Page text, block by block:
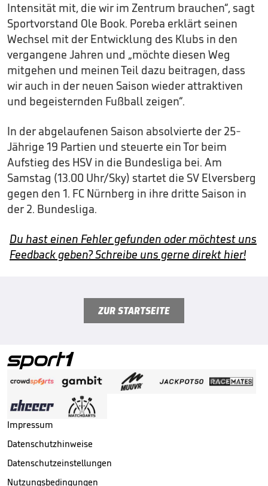
Intensität mit, die wir im Zentrum brauchen“, sagt
Sportvorstand Ole Book. Poreba erklärt seinen
Wechsel mit der Entwicklung des Klubs in den
vergangene Jahren und „möchte diesen Weg
mitgehen und meinen Teil dazu beitragen, dass
wir auch in der neuen Saison wieder attraktiven
und begeisternden Fußball zeigen“.
In der abgelaufenen Saison absolvierte der 25-
Jährige 19 Partien und steuerte ein Tor beim
Aufstieg des HSV in die Bundesliga bei. Am
Samstag (13.00 Uhr/Sky) startet die SV Elversberg
gegen den 1. FC Nürnberg in ihre dritte Saison in
der 2. Bundesliga.
Du hast einen Fehler gefunden oder möchtest uns
Feedback geben? Schreibe uns gerne direkt hier!
ZUR STARTSEITE
Impressum
Datenschutzhinweise
Datenschutzeinstellungen
Nutzungsbedingungen